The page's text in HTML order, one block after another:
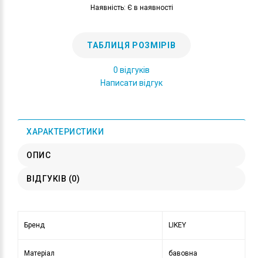
Наявність: Є в наявності
ТАБЛИЦЯ РОЗМІРІВ
0 відгуків
Написати відгук
ХАРАКТЕРИСТИКИ
ОПИС
ВІДГУКІВ (0)
Бренд LIKEY
Матеріал бавовна